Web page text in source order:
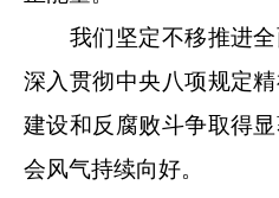
我们坚定不移推进全
深入贯彻中央八项规定
建设和反腐败斗争取得
会风气持续向好。